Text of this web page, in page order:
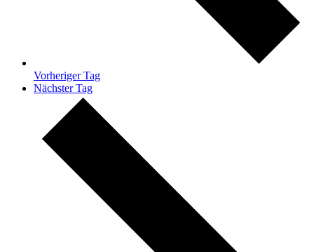
Vorheriger Tag
Nächster Tag